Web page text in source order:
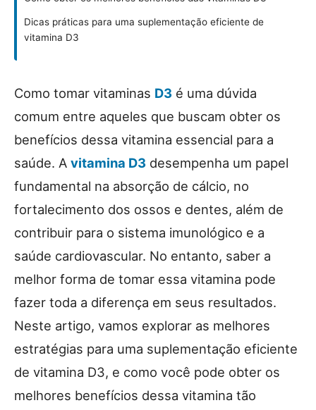
Dicas práticas para uma suplementação eficiente de
vitamina D3
Como tomar vitaminas D3 é uma dúvida
comum entre aqueles que buscam obter os
benefícios dessa vitamina essencial para a
saúde. A vitamina D3 desempenha um papel
fundamental na absorção de cálcio, no
fortalecimento dos ossos e dentes, além de
contribuir para o sistema imunológico e a
saúde cardiovascular. No entanto, saber a
melhor forma de tomar essa vitamina pode
fazer toda a diferença em seus resultados.
Neste artigo, vamos explorar as melhores
estratégias para uma suplementação eficiente
de vitamina D3, e como você pode obter os
melhores benefícios dessa vitamina tão